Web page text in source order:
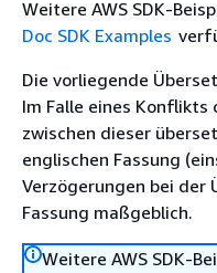
Weitere AWS SDK-
Doc SDK Examples
Die vorliegende
Im Falle eines Konflikts
zwischen dieser
englischen Fassung
Verzögerungen bei der
Fassung maßgeblich.
Weitere AWS SDK-